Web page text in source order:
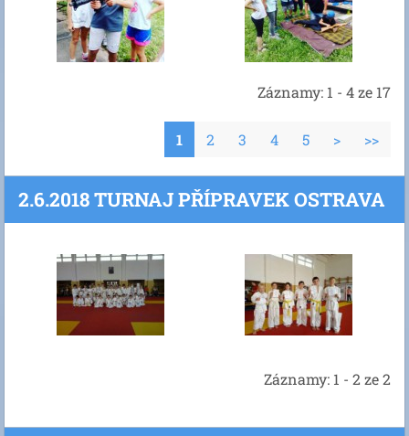
Záznamy: 1 - 4 ze 17
1 2 3 4 5 > >>
2.6.2018 TURNAJ PŘÍPRAVEK OSTRAVA
Záznamy: 1 - 2 ze 2